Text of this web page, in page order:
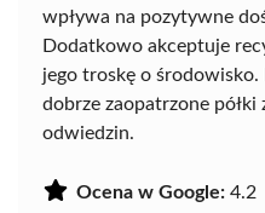
wpływa na pozytywne
Dodatkowo akceptuje
jego troskę o środowisko.
dobrze zaopatrzone półki
odwiedzin.
Ocena w Google: 4.2